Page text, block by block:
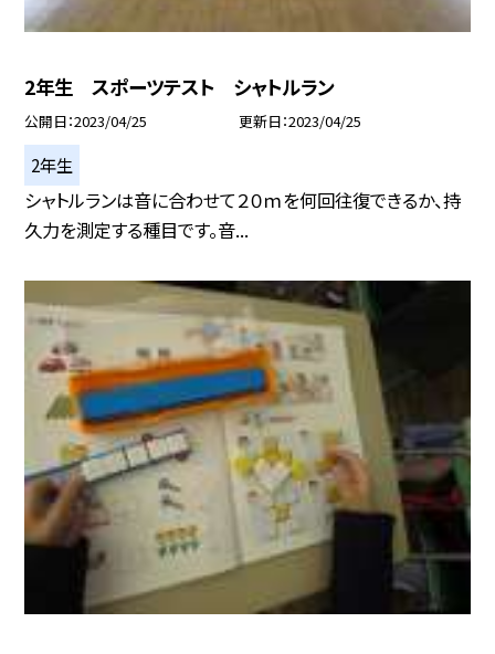
2年生 スポーツテスト シャトルラン
公開日 2023/04/25 更新日 2023/04/25
2年生
シャトルランは音に合わせて２０ｍを何回往復できるか、持
久力を測定する種目です。音...